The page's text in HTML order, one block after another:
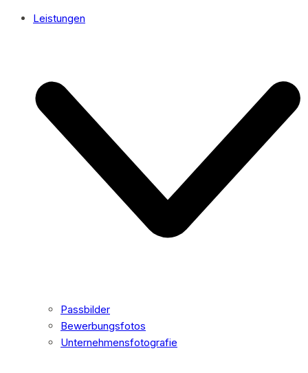
Leistungen
Passbilder
Bewerbungsfotos
Unternehmensfotografie